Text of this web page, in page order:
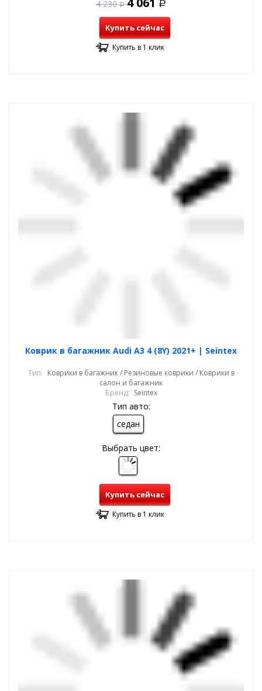
4 230 Р Р
Купить сейчас
Купить в 1 клик
Коврик в багажник Audi A3 4 (8Y) 2021+ | Seintex
Тип: Коврики в багажник / Резиновые коврики / Коврики в
салон и багажник
Бренд: Seintex
Тип авто:
седан
Выбрать цвет:
Купить сейчас
Купить в 1 клик